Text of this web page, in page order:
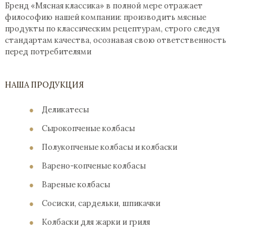
Бренд «Мясная классика» в полной мере отражает
философию нашей компании: производить мясные
продукты по классическим рецептурам, строго следуя
стандартам качества, осознавая свою ответственность
перед потребителями
НАША ПРОДУКЦИЯ
●
Деликатесы
●
Сырокопченые колбасы
●
Полукопченые колбасы и колбаски
●
Варено-копченые колбасы
●
Вареные колбасы
●
Сосиски, сардельки, шпикачки
●
Колбаски для жарки и гриля